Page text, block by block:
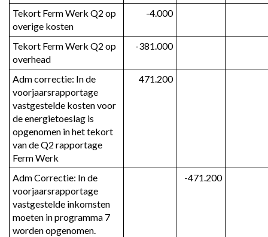
Tekort Ferm Werk Q2 op
overige kosten
-4.000
Tekort Ferm Werk Q2 op
overhead
-381.000
Adm correctie: In de
voorjaarsrapportage
vastgestelde kosten voor
de energietoeslag is
opgenomen in het tekort
van de Q2 rapportage
Ferm Werk
471.200
Adm Correctie: In de
voorjaarsrapportage
vastgestelde inkomsten
moeten in programma 7
worden opgenomen.
-471.200